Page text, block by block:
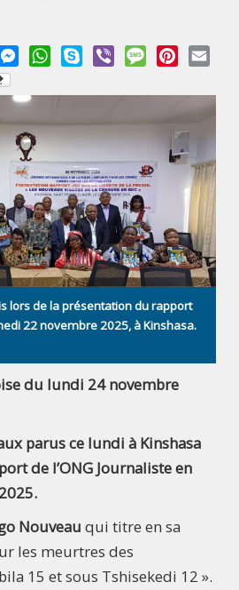
MessengerWhatsApp
Skype Viber MessagePinterest
lors de la présentation du rapport
22 novembre 2025, à Kinshasa.
du lundi 24 novembre
parus ce lundi à Kinshasa
de l’ONG Journaliste en
Nouveau qui titre en sa
les meurtres des
15 et sous Tshisekedi 12 ».